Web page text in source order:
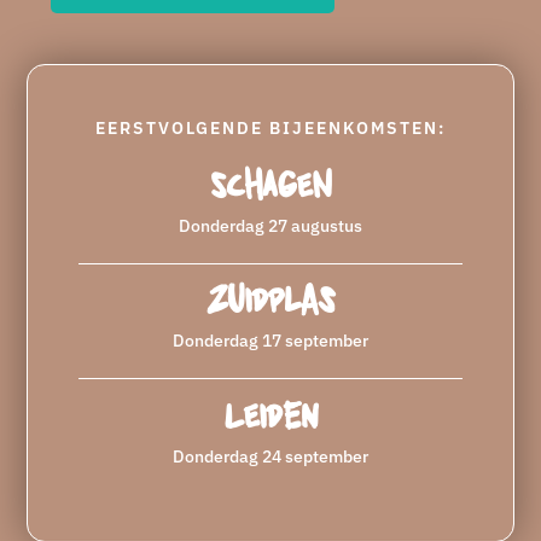
EERSTVOLGENDE BIJEENKOMSTEN:
Schagen
Donderdag 27 augustus
Zuidplas
Donderdag 17 september
Leiden
Donderdag 24 september